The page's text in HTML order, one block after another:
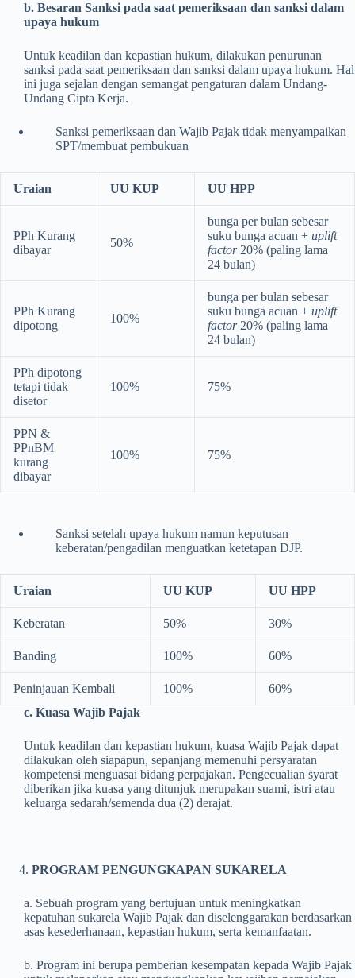
b. Besaran Sanksi pada saat pemeriksaan dan sanksi dalam
upaya hukum
Untuk keadilan dan kepastian hukum, dilakukan penurunan
sanksi pada saat pemeriksaan dan sanksi dalam upaya hukum. Hal
ini juga sejalan dengan semangat pengaturan dalam Undang-
Undang Cipta Kerja.
Sanksi pemeriksaan dan Wajib Pajak tidak menyampaikan
SPT/membuat pembukuan
Uraian UU KUP UU HPP
PPh Kurang
dibayar
50%
bunga per bulan sebesar
suku bunga acuan + uplift
factor 20% (paling lama
24 bulan)
PPh Kurang
dipotong
100%
bunga per bulan sebesar
suku bunga acuan + uplift
factor 20% (paling lama
24 bulan)
PPh dipotong
tetapi tidak
disetor
100% 75%
PPN &
PPnBM
kurang
dibayar
100% 75%
Sanksi setelah upaya hukum namun keputusan
keberatan/pengadilan menguatkan ketetapan DJP.
Uraian UU KUP UU HPP
Keberatan 50% 30%
Banding 100% 60%
Peninjauan Kembali 100%
60%
c. Kuasa Wajib Pajak
Untuk keadilan dan kepastian hukum, kuasa Wajib Pajak dapat
dilakukan oleh siapapun, sepanjang memenuhi persyaratan
kompetensi menguasai bidang perpajakan. Pengecualian syarat
diberikan jika kuasa yang ditunjuk merupakan suami, istri atau
keluarga sedarah/semenda dua (2) derajat.
PROGRAM PENGUNGKAPAN SUKARELA
a. Sebuah program yang bertujuan untuk meningkatkan
kepatuhan sukarela Wajib Pajak dan diselenggarakan berdasarkan
asas kesederhanaan, kepastian hukum, serta kemanfaatan.
b. Program ini berupa pemberian kesempatan kepada Wajib Pajak